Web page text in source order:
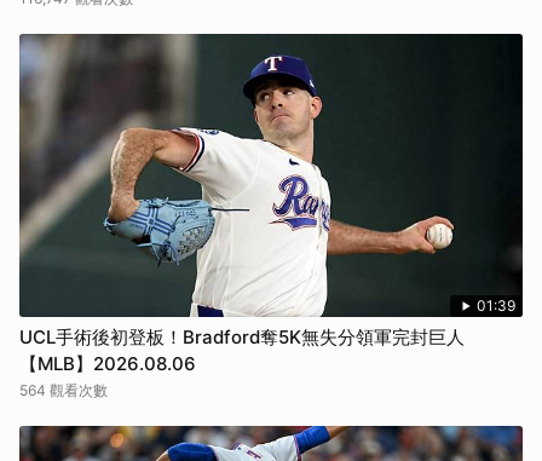
01:39
UCL手術後初登板！Bradford奪5K無失分領軍完封巨人
【MLB】2026.08.06
564 觀看次數